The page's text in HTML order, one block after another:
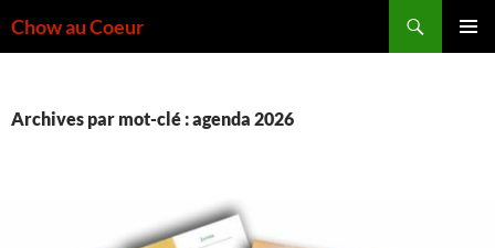
auChow au Coeur
Archives par mot-clé : agenda 2026